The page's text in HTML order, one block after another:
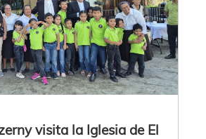
visita la Iglesia de El